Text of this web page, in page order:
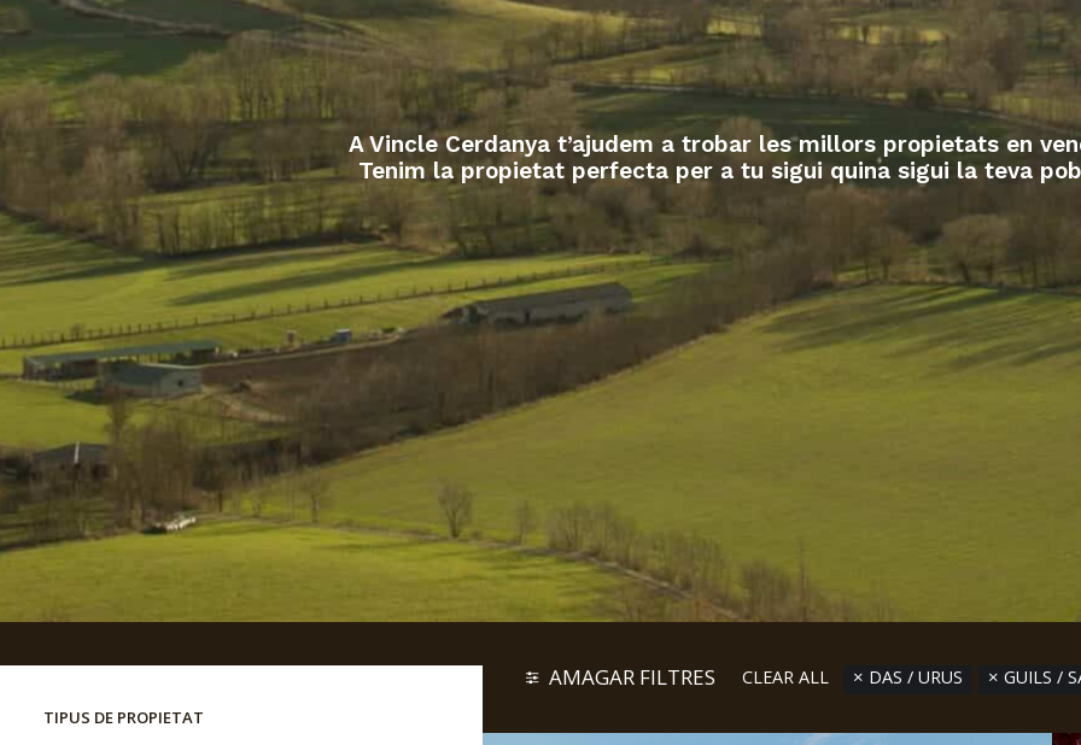
A Vincle Cerdanya t’ajudem a trobar les millors propietats en
Tenim la propietat perfecta per a tu sigui quina sigui la teva
TIPUS DE PROPIETAT
AMAGAR FILTRES CLEAR ALL DAS / URUS GUILS /